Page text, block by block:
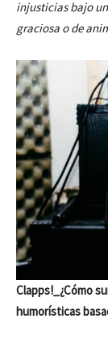
injusticias bajo
graciosa o de
Clapps!_¿Cómo
humorísticas